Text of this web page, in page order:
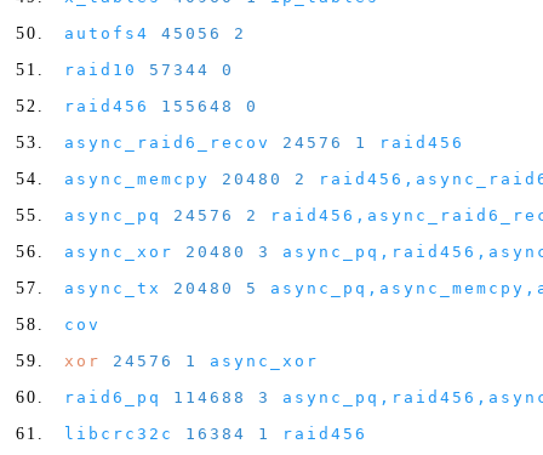
autofs4 45056
2
raid10 57344
0
raid456 155648
0
async_raid6_recov 24576 1
raid456
async_memcpy 20480 2 raid456 ,
async_pq 24576 2 raid456 ,
async_xor 20480 3 async_pq , raid456 ,
async_tx 20480 5 async_pq , async_memcpy ,
cov
xor
24576 1
async_xor
raid6_pq 114688 3 async_pq , raid456 ,
libcrc32c 16384 1
raid456